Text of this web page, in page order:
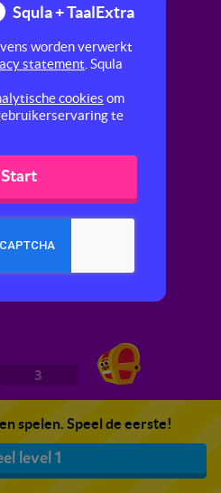
kent.
3
spelen. Speel de eerste!
level 1
Squla + TaalExtra
worden verwerkt
statement . Squla
cookies om
te
Start